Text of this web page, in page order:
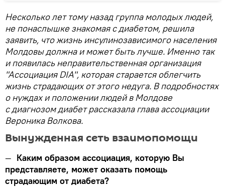
Несколько лет тому назад группа молодых людей,
не понаслышке знакомая с диабетом, решила
заявить, что жизнь инсулинозависимого населения
Молдовы должна и может быть лучше. Именно так
и появилась неправительственная организация
"АссоциацияDIA", которая старается облегчить
жизнь страдающих от этого недуга. В подробностях
о нуждах и положении людей в Молдове
с диагнозом диабет рассказала глава ассоциации
Вероника Волкова.
Вынужденная сеть взаимопомощи
— Каким образом ассоциация, которую Вы
представляете, может оказать помощь
страдающим от диабета?